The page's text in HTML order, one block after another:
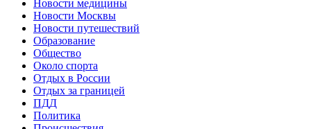
Новости медицины
Новости Москвы
Новости путешествий
Образование
Общество
Около спорта
Отдых в России
Отдых за границей
ПДД
Политика